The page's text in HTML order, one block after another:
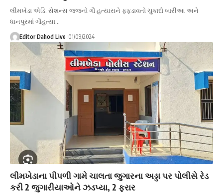
લીમખેડા એડિ. સેશન્સ જજનો ગૌ હત્યારાને ફફડાવતો ચુકાદો બારીઆ અને
ધાનપુરમાં ગૌહત્યા…
Editor Dahod Live 01/09/2024
લીમખેડાના પીપળી ગામે ચાલતા જુગારના અડ્ડા પર પોલીસે રેડ
કરી 2 જુગારીયાઓને ઝડપ્યા, 2 ફરાર